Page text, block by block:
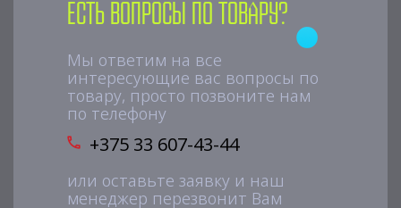
Есть вопросы по товару?
Мы ответим на все
интересующие вас вопросы по
товару, просто позвоните нам
по телефону
+375 33 607-43-44
или оставьте заявку и наш
менеджер перезвонит Вам